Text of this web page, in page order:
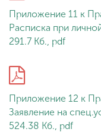
Приложение 11 к
Расписка при
291.7 Кб., pdf
Приложение 12 к
Заявление на
524.38 Кб., pdf